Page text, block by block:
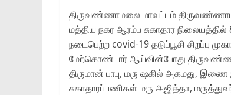
திருவண்ணாமலை மாவட்டம்
மத்திய நகர ஆரம்ப சுகாதார நிலையத்தில்
நடைபெற்ற covid-19 தடுப்பூசி சிறப்பு
மேற்கொண்டார் ஆய்வின்போது
திருமான் பாபு, மரு ஷகில் அகமது,
சுகாதாரப்பணிகள் மரு அஜித்தா,